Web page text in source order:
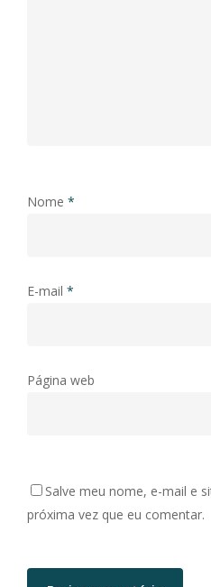
Nome *
E-mail *
Página web
Salve meu nome, e-mail e
próxima vez que eu comentar.